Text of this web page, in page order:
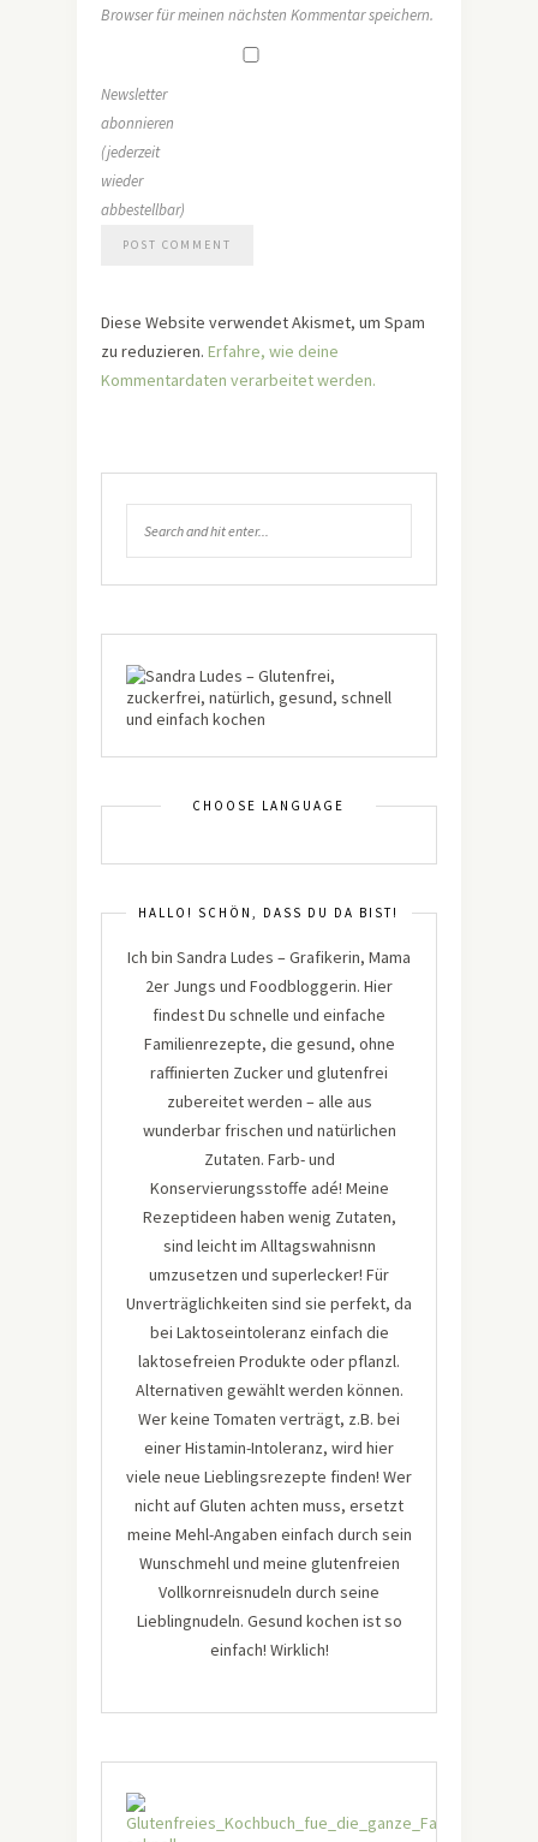
Browser für meinen nächsten Kommentar speichern.
Newsletter
abonnieren
(jederzeit
wieder
abbestellbar)
Diese Website verwendet Akismet, um Spam
zu reduzieren. Erfahre, wie deine
Kommentardaten verarbeitet werden.
CHOOSE LANGUAGE
HALLO! SCHÖN, DASS DU DA BIST!
Ich bin Sandra Ludes – Grafikerin, Mama
2er Jungs und Foodbloggerin. Hier
findest Du schnelle und einfache
Familienrezepte, die gesund, ohne
raffinierten Zucker und glutenfrei
zubereitet werden – alle aus
wunderbar frischen und natürlichen
Zutaten. Farb- und
Konservierungsstoffe adé! Meine
Rezeptideen haben wenig Zutaten,
sind leicht im Alltagswahnisnn
umzusetzen und superlecker! Für
Unverträglichkeiten sind sie perfekt, da
bei Laktoseintoleranz einfach die
laktosefreien Produkte oder pflanzl.
Alternativen gewählt werden können.
Wer keine Tomaten verträgt, z.B. bei
einer Histamin-Intoleranz, wird hier
viele neue Lieblingsrezepte finden! Wer
nicht auf Gluten achten muss, ersetzt
meine Mehl-Angaben einfach durch sein
Wunschmehl und meine glutenfreien
Vollkornreisnudeln durch seine
Lieblingnudeln. Gesund kochen ist so
einfach! Wirklich!